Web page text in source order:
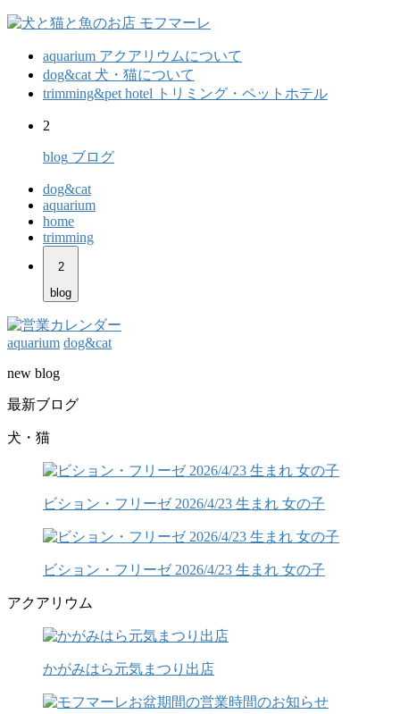
aquarium アクアリウムについて
dog&cat 犬・猫について
trimming&pet hotel
トリミング・ペットホテル
2
blog ブログ
dog&cat
aquarium
home
trimming
2
blog
aquarium dog&cat
new blog
最新ブログ
犬・猫
ビション・フリーゼ 2026/4/23 生まれ 女の子
ビション・フリーゼ 2026/4/23 生まれ 女の子
アクアリウム
かがみはら元気まつり出店